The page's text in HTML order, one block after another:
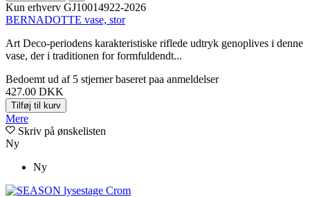
Kun erhverv GJ10014922-2026
BERNADOTTE vase, stor
Art Deco-periodens karakteristiske riflede udtryk genoplives i denne
vase, der i traditionen for formfuldendt...
Bedoemt ud af 5 stjerner baseret paa anmeldelser
427.00 DKK
Tilføj til kurv
Mere
Skriv på ønskelisten
Ny
Ny